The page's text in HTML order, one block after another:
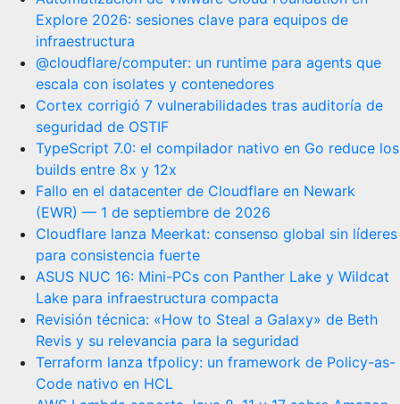
Explore 2026: sesiones clave para equipos de
infraestructura
@cloudflare/computer: un runtime para agents que
escala con isolates y contenedores
Cortex corrigió 7 vulnerabilidades tras auditoría de
seguridad de OSTIF
TypeScript 7.0: el compilador nativo en Go reduce los
builds entre 8x y 12x
Fallo en el datacenter de Cloudflare en Newark
(EWR) — 1 de septiembre de 2026
Cloudflare lanza Meerkat: consenso global sin líderes
para consistencia fuerte
ASUS NUC 16: Mini-PCs con Panther Lake y Wildcat
Lake para infraestructura compacta
Revisión técnica: «How to Steal a Galaxy» de Beth
Revis y su relevancia para la seguridad
Terraform lanza tfpolicy: un framework de Policy-as-
Code nativo en HCL